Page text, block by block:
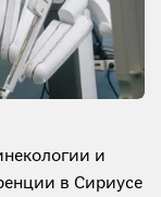
и
в Сириусе